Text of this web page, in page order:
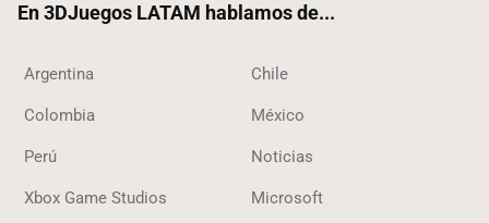
En 3DJuegos LATAM hablamos de...
Argentina Chile
Colombia México
Perú Noticias
Xbox Game Studios Microsoft